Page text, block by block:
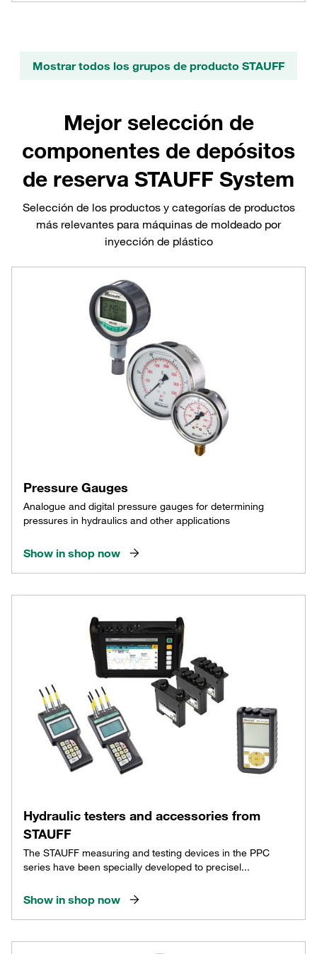
Mostrar todos los grupos de producto STAUFF
Mejor selección de
componentes de depósitos
de reserva STAUFF System
Selección de los productos y categorías de productos
más relevantes para máquinas de moldeado por
inyección de plástico
Pressure Gauges
Analogue and digital pressure gauges for determining
pressures in hydraulics and other applications
Show in shop now
Hydraulic testers and accessories from
STAUFF
The STAUFF measuring and testing devices in the PPC
series have been specially developed to precisel...
Show in shop now